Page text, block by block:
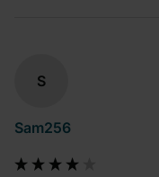
S
Sam256